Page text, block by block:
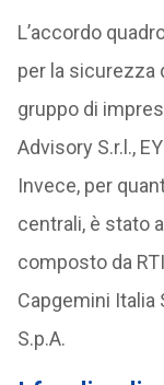
L’accordo
per la sicurezza
gruppo di
Advisory S.r.l.,
Invece, per
centrali, è stato
composto da
Capgemini Italia
S.p.A.